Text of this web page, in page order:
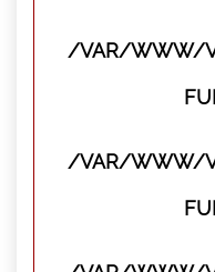
/VAR/WWW/
/VAR/WWW/